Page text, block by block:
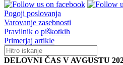
Pogoji poslovanja
Varovanje zasebnosti
Pravilnik o piškotkih
Primerjaj artikle
DELOVNI ČAS V AVGUSTU